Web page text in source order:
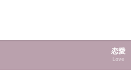
恋愛
Love